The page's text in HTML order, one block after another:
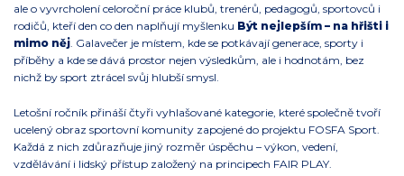
ale o vyvrcholení celoroční práce klubů, trenérů, pedagogů, sportovců i
rodičů, kteří den co den naplňují myšlenku Být nejlepším – na hřišti i
mimo něj. Galavečer je místem, kde se potkávají generace, sporty i
příběhy a kde se dává prostor nejen výsledkům, ale i hodnotám, bez
nichž by sport ztrácel svůj hlubší smysl.
Letošní ročník přináší čtyři vyhlašované kategorie, které společně tvoří
ucelený obraz sportovní komunity zapojené do projektu FOSFA Sport.
Každá z nich zdůrazňuje jiný rozměr úspěchu – výkon, vedení,
vzdělávání i lidský přístup založený na principech FAIR PLAY.